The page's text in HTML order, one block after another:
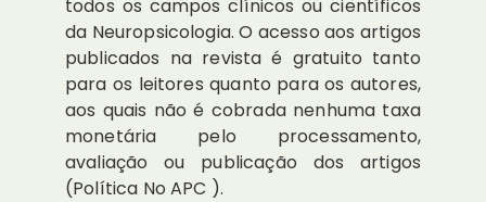
todos os campos clínicos ou científicos
da Neuropsicologia. O acesso aos artigos
publicados na revista é gratuito tanto
para os leitores quanto para os autores,
aos quais não é cobrada nenhuma taxa
monetária pelo processamento,
avaliação ou publicação dos artigos
(Política No APC ).